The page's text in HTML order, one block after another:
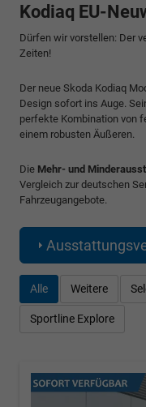
Kodiaq EU-
Dürfen wir vorstellen: Der
Zeiten!
Der neue Skoda Kodiaq
Design sofort ins Auge.
perfekte Kombination von
einem robusten Äußeren.
Die Mehr- und
Vergleich zur deutschen
Fahrzeugangebote.
Alle Weitere
Sportline Explore